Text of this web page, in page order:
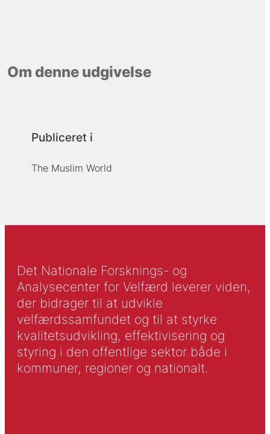
Om denne udgivelse
Publiceret i
The Muslim World
Det Nationale Forsknings- og
Analysecenter for Velfærd leverer viden,
der bidrager til at udvikle
velfærdssamfundet og til at styrke
kvalitetsudvikling, effektivisering og
styring i den offentlige sektor både i
kommuner, regioner og nationalt.